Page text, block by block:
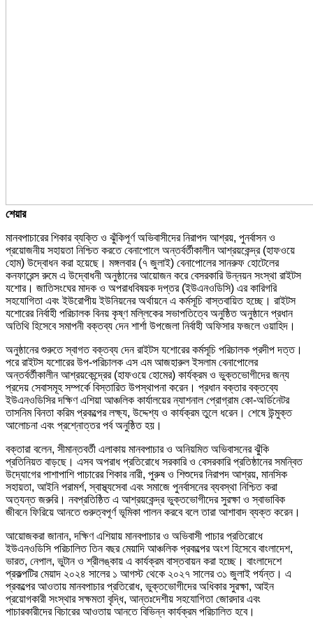
শেয়ার
মানবপাচারের শিকার ব্যক্তি ও ঝুঁকিপূর্ণ অভিবাসীদের নিরাপদ আশ্রয়, পুনর্বাসন ও
প্রয়োজনীয় সহায়তা নিশ্চিত করতে বেনাপোলে অন্তর্বর্তীকালীন আশ্রয়কেন্দ্র (হাফওয়ে
হোম) উদ্বোধন করা হয়েছে। মঙ্গলবার (৭ জুলাই) বেনাপোলের সানরুফ হোটেলের
কনফারেন্স রুমে এ উদ্বোধনী অনুষ্ঠানের আয়োজন করে বেসরকারি উন্নয়ন সংস্থা রাইটস
যশোর। জাতিসংঘের মাদক ও অপরাধবিষয়ক দপ্তর (ইউএনওডিসি) এর কারিগরি
সহযোগিতা এবং ইউরোপীয় ইউনিয়নের অর্থায়নে এ কর্মসূচি বাস্তবায়িত হচ্ছে। রাইটস
যশোরের নির্বাহী পরিচালক বিনয় কৃষ্ণ মল্লিকের সভাপতিত্বে অনুষ্ঠিত অনুষ্ঠানে প্রধান
অতিথি হিসেবে সমাপনী বক্তব্য দেন শার্শা উপজেলা নির্বাহী অফিসার ফজলে ওয়াহিদ।
অনুষ্ঠানের শুরুতে স্বাগত বক্তব্য দেন রাইটস যশোরের কর্মসূচি পরিচালক প্রদীপ দত্ত।
পরে রাইটস যশোরের উপ-পরিচালক এস এম আজহারুল ইসলাম বেনাপোলের
অন্তর্বর্তীকালীন আশ্রয়কেন্দ্রের (হাফওয়ে হোমের) কার্যক্রম ও ভুক্তভোগীদের জন্য
প্রদেয় সেবাসমূহ সম্পর্কে বিস্তারিত উপস্থাপনা করেন। প্রধান বক্তার বক্তব্যে
ইউএনওডিসির দক্ষিণ এশিয়া আঞ্চলিক কার্যালয়ের ন্যাশনাল প্রোগ্রাম কো-অর্ডিনেটর
তাসনিম বিনতা করিম প্রকল্পের লক্ষ্য, উদ্দেশ্য ও কার্যক্রম তুলে ধরেন। শেষে উন্মুক্ত
আলোচনা এবং প্রশ্নোত্তর পর্ব অনুষ্ঠিত হয়।
বক্তারা বলেন, সীমান্তবর্তী এলাকায় মানবপাচার ও অনিয়মিত অভিবাসনের ঝুঁকি
প্রতিনিয়ত বাড়ছে। এসব অপরাধ প্রতিরোধে সরকারি ও বেসরকারি প্রতিষ্ঠানের সমন্বিত
উদ্যোগের পাশাপাশি পাচারের শিকার নারী, পুরুষ ও শিশুদের নিরাপদ আশ্রয়, মানসিক
সহায়তা, আইনি পরামর্শ, স্বাস্থ্যসেবা এবং সমাজে পুনর্বাসনের ব্যবস্থা নিশ্চিত করা
অত্যন্ত জরুরি। নবপ্রতিষ্ঠিত এ আশ্রয়কেন্দ্র ভুক্তভোগীদের সুরক্ষা ও স্বাভাবিক
জীবনে ফিরিয়ে আনতে গুরুত্বপূর্ণ ভূমিকা পালন করবে বলে তারা আশাবাদ ব্যক্ত করেন।
আয়োজকরা জানান, দক্ষিণ এশিয়ায় মানবপাচার ও অভিবাসী পাচার প্রতিরোধে
ইউএনওডিসি পরিচালিত তিন বছর মেয়াদি আঞ্চলিক প্রকল্পের অংশ হিসেবে বাংলাদেশ,
ভারত, নেপাল, ভুটান ও শ্রীলঙ্কায় এ কার্যক্রম বাস্তবায়ন করা হচ্ছে। বাংলাদেশে
প্রকল্পটির মেয়াদ ২০২৪ সালের ১ আগস্ট থেকে ২০২৭ সালের ৩১ জুলাই পর্যন্ত। এ
প্রকল্পের আওতায় মানবপাচার প্রতিরোধ, ভুক্তভোগীদের অধিকার সুরক্ষা, আইন
প্রয়োগকারী সংস্থার সক্ষমতা বৃদ্ধি, আন্তঃদেশীয় সহযোগিতা জোরদার এবং
পাচারকারীদের বিচারের আওতায় আনতে বিভিন্ন কার্যক্রম পরিচালিত হবে।